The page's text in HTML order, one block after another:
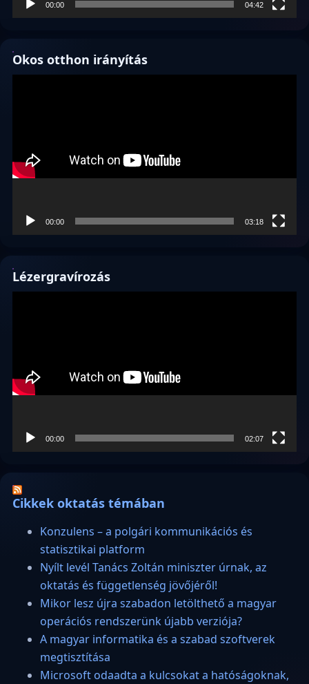
00:00 04:42
Okos otthon irányítás
00:00 03:18
Lézergravírozás
00:00 02:07
Cikkek oktatás témában
Konzulens – a polgári kommunikációs és
statisztikai platform
Nyílt levél Tanács Zoltán miniszter úrnak, az
oktatás és függetlenség jövőjéről!
Mikor lesz újra szabadon letölthető a magyar
operációs rendszerünk újabb verziója?
A magyar informatika és a szabad szoftverek
megtisztítása
Microsoft odaadta a kulcsokat a hatóságoknak,